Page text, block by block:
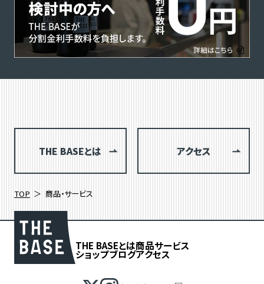
THE BASEとは アクセス
TOP 商品・サービス
THE BASEとは商品サービス
ショップブログアクセス